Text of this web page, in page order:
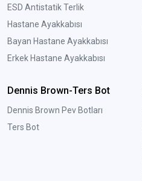
ESD Antistatik Terlik
Hastane Ayakkabısı
Bayan Hastane Ayakkabısı
Erkek Hastane Ayakkabısı
Dennis Brown-Ters Bot
Dennis Brown Pev Botları
Ters Bot